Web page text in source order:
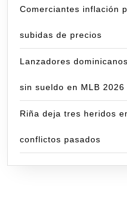
Comerciantes inflación
subidas de precios
Lanzadores
sin sueldo en MLB 2026
Riña deja tres heridos
conflictos pasados